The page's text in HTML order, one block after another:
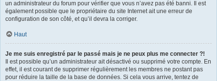
un administrateur du forum pour vérifier que vous n’avez pas été banni. Il est
également possible que le propriétaire du site Internet ait une erreur de
configuration de son côté, et qu’il devra la corriger.
Haut
Je me suis enregistré par le passé mais je ne peux plus me connecter ?!
Il est possible qu’un administrateur ait désactivé ou supprimé votre compte. En
effet, il est courant de supprimer régulièrement les membres ne postant pas
pour réduire la taille de la base de données. Si cela vous arrive, tentez de